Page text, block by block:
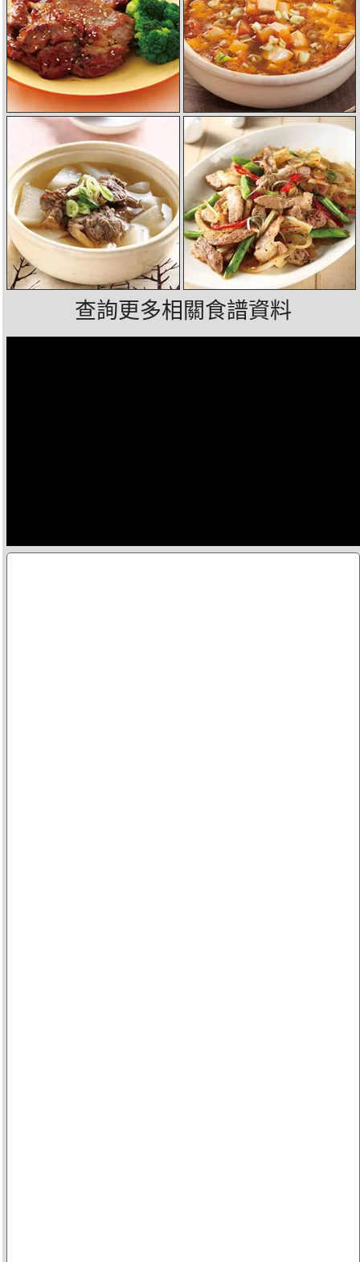
查詢更多相關食譜資料